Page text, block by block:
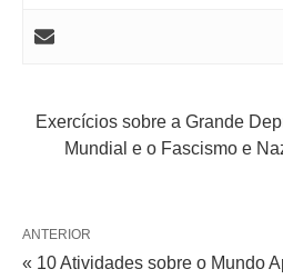
Exercícios sobre a Grande
Mundial e o Fascismo e
ANTERIOR
« 10 Atividades sobre o Mundo